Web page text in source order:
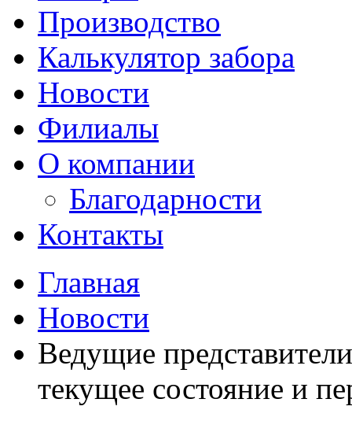
Производство
Калькулятор забора
Новости
Филиалы
О компании
Благодарности
Контакты
Главная
Новости
Ведущие
текущее состояние и